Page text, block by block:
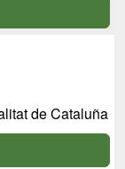
de Cataluña